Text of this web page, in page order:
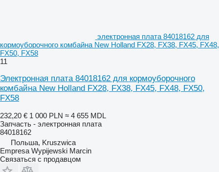
электронная плата 84018162 для
кормоуборочного комбайна New Holland FX28, FX38, FX45, FX48,
FX50, FX58
11
Электронная плата 84018162 для кормоуборочного
комбайна New Holland FX28, FX38, FX45, FX48, FX50,
FX58
232,20 € 1 000 PLN ≈ 4 655 MDL
Запчасть - электронная плата
84018162
Польша, Kruszwica
Empresa Wypijewski Marcin
Связаться с продавцом